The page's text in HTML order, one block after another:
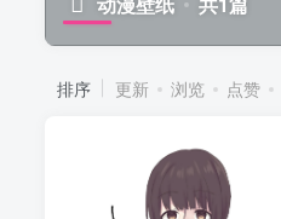
排序 更新 浏览 点赞